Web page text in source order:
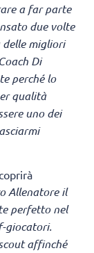
a far parte
due volte
delle migliori
Di
perché lo
qualità
uno dei
Allenatore il
perfetto nel
giocatori.
affinché